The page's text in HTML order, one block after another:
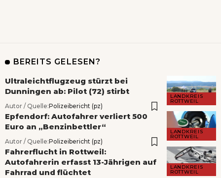
BEREITS GELESEN?
LANDKREIS
ROTTWEIL
Ultraleichtflugzeug stürzt bei
Dunningen ab: Pilot (72) stirbt
Autor / Quelle:Polizeibericht (pz)
LANDKREIS
ROTTWEIL
Epfendorf: Autofahrer verliert 500
Euro an „Benzinbettler“
Autor / Quelle:Polizeibericht (pz)
LANDKREIS
ROTTWEIL
Fahrerflucht in Rottweil:
Autofahrerin erfasst 13-Jährigen auf
Fahrrad und flüchtet